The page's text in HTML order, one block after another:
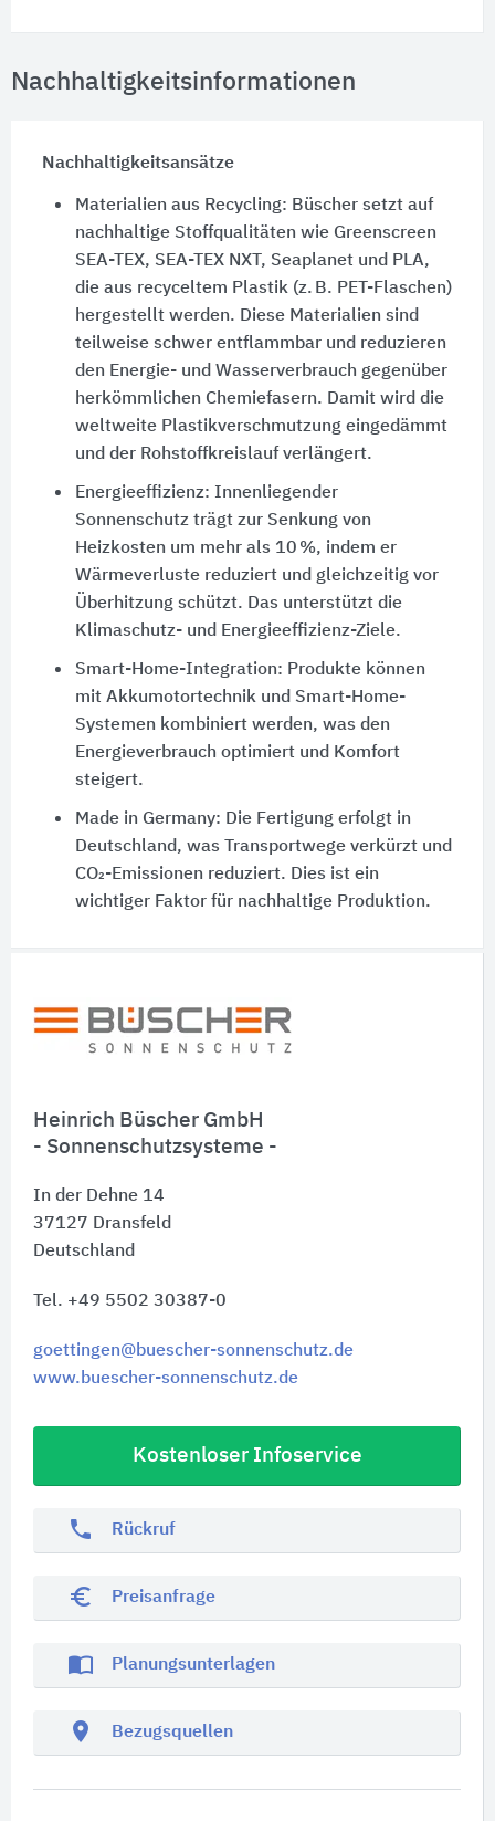
Heinrich Büscher GmbH
- Sonnenschutzsysteme -
In der Dehne 14
37127 Dransfeld
Deutschland
Tel. +49 5502 30387-0
goettingen@buescher-sonnenschutz.de
www.buescher-sonnenschutz.de
Kostenloser Infoservice
phone Rückruf
euro_symbol Preisanfrage
import_contacts Planungsunterlagen
location_on Bezugsquellen
Nachhaltigkeitsinformationen
Nachhaltigkeitsansätze
Materialien aus Recycling: Büscher setzt auf
nachhaltige Stoffqualitäten wie Greenscreen
SEA-TEX, SEA-TEX NXT, Seaplanet und PLA,
die aus recyceltem Plastik (z. B. PET-Flaschen)
hergestellt werden. Diese Materialien sind
teilweise schwer entflammbar und reduzieren
den Energie- und Wasserverbrauch gegenüber
herkömmlichen Chemiefasern. Damit wird die
weltweite Plastikverschmutzung eingedämmt
und der Rohstoffkreislauf verlängert.
Energieeffizienz: Innenliegender
Sonnenschutz trägt zur Senkung von
Heizkosten um mehr als 10 %, indem er
Wärmeverluste reduziert und gleichzeitig vor
Überhitzung schützt. Das unterstützt die
Klimaschutz- und Energieeffizienz-Ziele.
Smart-Home-Integration: Produkte können
mit Akkumotortechnik und Smart-Home-
Systemen kombiniert werden, was den
Energieverbrauch optimiert und Komfort
steigert.
Made in Germany: Die Fertigung erfolgt in
Deutschland, was Transportwege verkürzt und
CO₂-Emissionen reduziert. Dies ist ein
wichtiger Faktor für nachhaltige Produktion.
Schnelleinstiege